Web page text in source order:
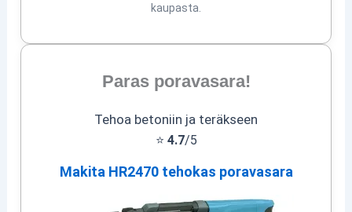
kaupasta.
Paras poravasara!
Tehoa betoniin ja teräkseen
⭐ 4.7/5
Makita HR2470 tehokas poravasara